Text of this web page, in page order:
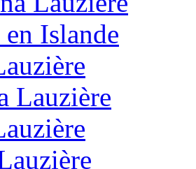
Islande
Lauzière